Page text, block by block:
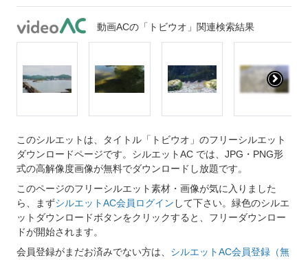
動画ACの「トビウオ」関連検索結果
このシルエットは、タイトル「トビウオ」のフリーシルエット
ダウンロードページです。シルエットAC では、JPG・PNG形
式の高解像度画像が無料でダウンロードし放題です。
このページのフリーシルエット素材・画像が気に入りました
ら、まずシルエットAC会員ログイン して下さい。緑色のシルエ
ットダウンロードボタンをクリックすると、フリーダウンロー
ドが開始されます。
会員登録がまだお済みでない方は、 シルエットAC会員登録（無